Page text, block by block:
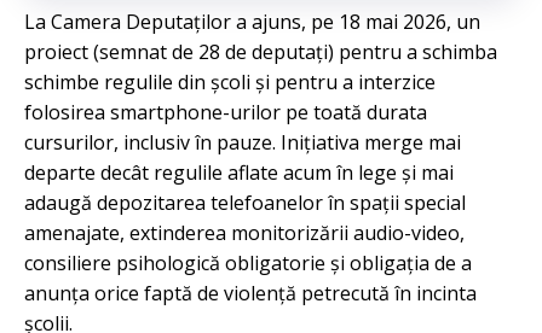
La Camera Deputaților a ajuns, pe 18 mai 2026, un
proiect (semnat de 28 de deputați) pentru a schimba
schimbe regulile din școli și pentru a interzice
folosirea smartphone-urilor pe toată durata
cursurilor, inclusiv în pauze. Inițiativa merge mai
departe decât regulile aflate acum în lege și mai
adaugă depozitarea telefoanelor în spații special
amenajate, extinderea monitorizării audio-video,
consiliere psihologică obligatorie și obligația de a
anunța orice faptă de violență petrecută în incinta
școlii.